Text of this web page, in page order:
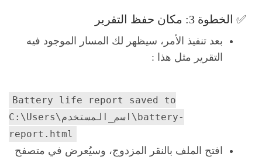
✅ الخطوة 3: مكان حفظ التقرير
بعد تنفيذ الأمر، سيظهر لك المسار الموجود فيه
التقرير مثل هذا :
Battery life report saved to
C:\Users\اسم_المستخدم\battery-
report.html
افتح الملف بالنقر المزدوج، وسيُعرض في متصفح